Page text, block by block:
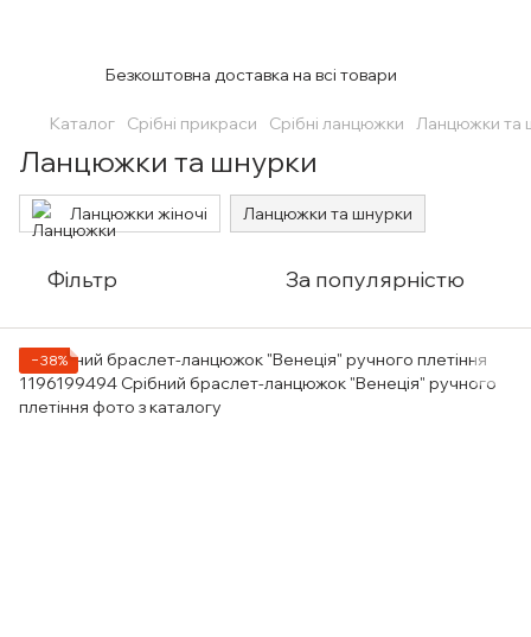
Безкоштовна доставка на всі товари
Каталог Срібні прикраси Срібні ланцюжки Ланцюжки та
Ланцюжки та шнурки
Ланцюжки жіночі Ланцюжки та шнурки
Фільтр За популярністю
−38%